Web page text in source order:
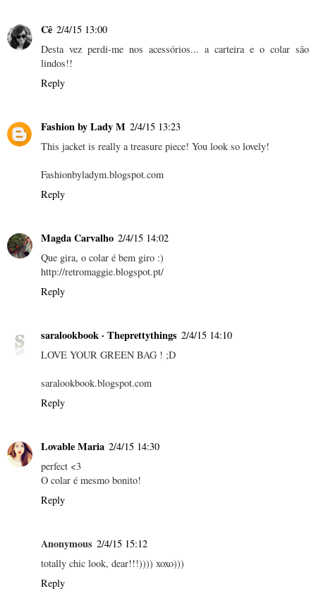
Cê 2/4/15 13:00
Desta vez perdi-me nos acessórios... a carteira e o colar são
lindos!!
Reply
Fashion by Lady M 2/4/15 13:23
This jacket is really a treasure piece! You look so lovely!
Fashionbyladym.blogspot.com
Reply
Magda Carvalho 2/4/15 14:02
Que gira, o colar é bem giro :)
http://retromaggie.blogspot.pt/
Reply
saralookbook · Theprettythings 2/4/15 14:10
LOVE YOUR GREEN BAG ! ;D
saralookbook.blogspot.com
Reply
Lovable Maria 2/4/15 14:30
perfect <3
O colar é mesmo bonito!
Reply
Anonymous 2/4/15 15:12
totally chic look, dear!!!)))) xoxo)))
Reply